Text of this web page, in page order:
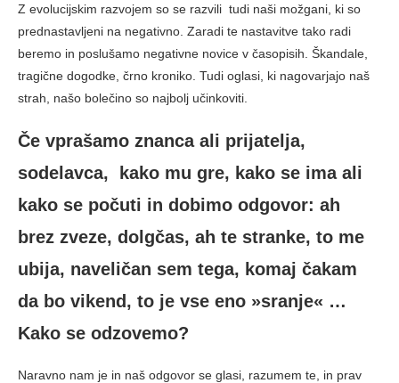
Z evolucijskim razvojem so se razvili tudi naši možgani, ki so
prednastavljeni na negativno. Zaradi te nastavitve tako radi
beremo in poslušamo negativne novice v časopisih. Škandale,
tragične dogodke, črno kroniko. Tudi oglasi, ki nagovarjajo naš
strah, našo bolečino so najbolj učinkoviti.
Če vprašamo znanca ali prijatelja,
sodelavca, kako mu gre, kako se ima ali
kako se počuti in dobimo odgovor: ah
brez zveze, dolgčas, ah te stranke, to me
ubija, naveličan sem tega, komaj čakam
da bo vikend, to je vse eno »sranje« …
Kako se odzovemo?
Naravno nam je in naš odgovor se glasi, razumem te, in prav